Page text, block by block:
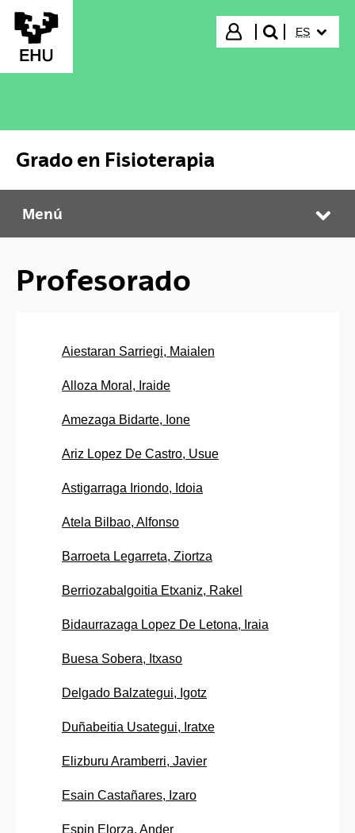
Saltar al contenido principal
Iniciar sesión
buscar"
ES
Grado en Fisioterapia
Grado en Fisioterapia
Menú
Profesorado
Aiestaran Sarriegi, Maialen
Alloza Moral, Iraide
Amezaga Bidarte, Ione
Ariz Lopez De Castro, Usue
Astigarraga Iriondo, Idoia
Atela Bilbao, Alfonso
Barroeta Legarreta, Ziortza
Berriozabalgoitia Etxaniz, Rakel
Bidaurrazaga Lopez De Letona, Iraia
Buesa Sobera, Itxaso
Delgado Balzategui, Igotz
Duñabeitia Usategui, Iratxe
Elizburu Aramberri, Javier
Esain Castañares, Izaro
Espin Elorza, Ander